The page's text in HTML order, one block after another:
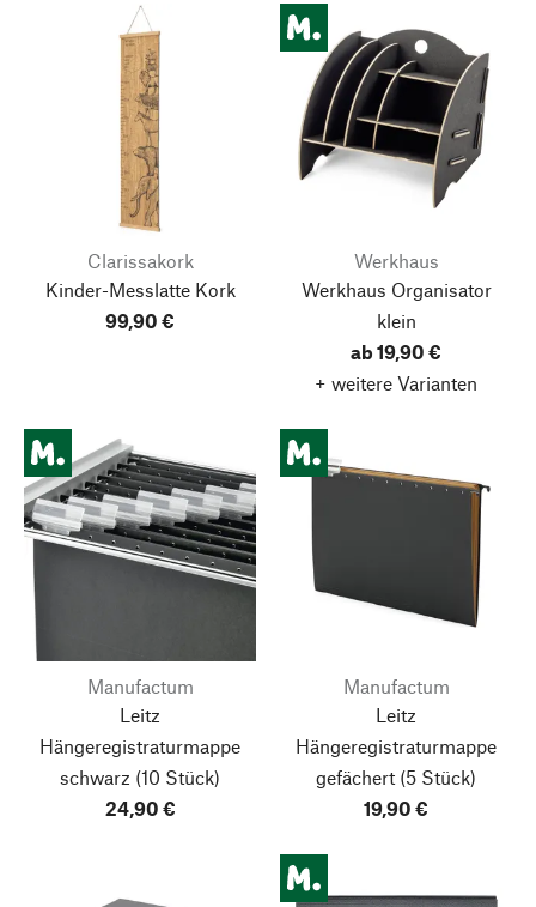
Clarissakork
Kinder-Messlatte Kork
99,90 €
Werkhaus
Werkhaus Organisator
klein
ab 19,90 €
+ weitere Varianten
Manufactum
Leitz
Hängeregistraturmappe
schwarz (10 Stück)
24,90 €
Manufactum
Leitz
Hängeregistraturmappe
gefächert (5 Stück)
19,90 €